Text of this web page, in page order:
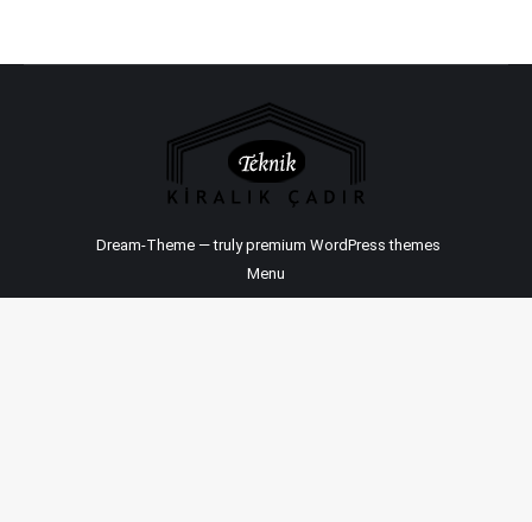
Dream-Theme — trulypremium WordPress themes
Menu